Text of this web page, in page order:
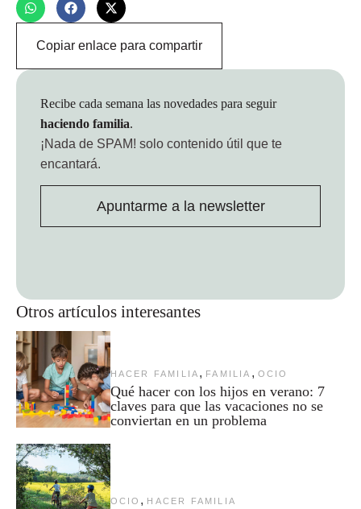
Copiar enlace para compartir
Otros artículos interesantes
HACER FAMILIA , FAMILIA , OCIO
Qué hacer con los hijos en verano: 7
claves para que las vacaciones no se
conviertan en un problema
OCIO , HACER FAMILIA
Recibe cada semana las novedades para seguir
haciendo familia.
¡Nada de SPAM! solo contenido útil que te
encantará.
Apuntarme a la newsletter